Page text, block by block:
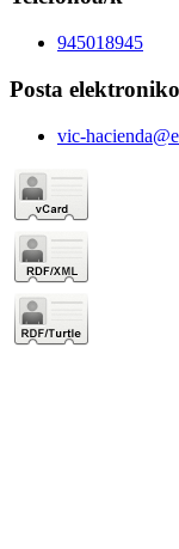
945018945
Posta
vic-